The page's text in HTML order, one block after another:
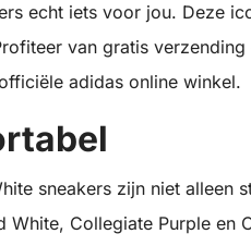
echt iets voor jou. Deze
van gratis verzending
adidas online winkel.
sneakers zijn niet alleen
Collegiate Purple en